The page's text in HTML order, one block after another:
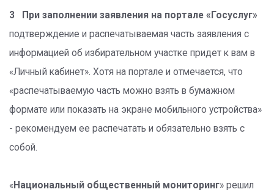
3 При заполнении заявления на портале «Госуслуг»
подтверждение и распечатываемая часть заявления с
информацией об избирательном участке придет к вам в
«Личный кабинет». Хотя на портале и отмечается, что
«распечатываемую часть можно взять в бумажном
формате или показать на экране мобильного устройства»
- рекомендуем ее распечатать и обязательно взять с
собой.
«Национальный общественный мониторинг» решил